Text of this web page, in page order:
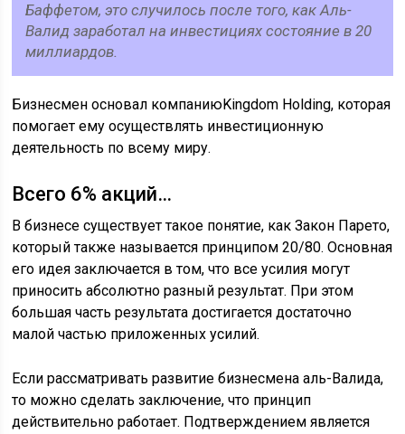
Баффетом, это случилось после того, как Аль-
Валид заработал на инвестициях состояние в 20
миллиардов.
Бизнесмен основал компаниюKingdom Holding, которая
помогает ему осуществлять инвестиционную
деятельность по всему миру.
Всего 6% акций…
В бизнесе существует такое понятие, как Закон Парето,
который также называется принципом 20/80. Основная
его идея заключается в том, что все усилия могут
приносить абсолютно разный результат. При этом
большая часть результата достигается достаточно
малой частью приложенных усилий.
Если рассматривать развитие бизнесмена аль-Валида,
то можно сделать заключение, что принцип
действительно работает. Подтверждением является